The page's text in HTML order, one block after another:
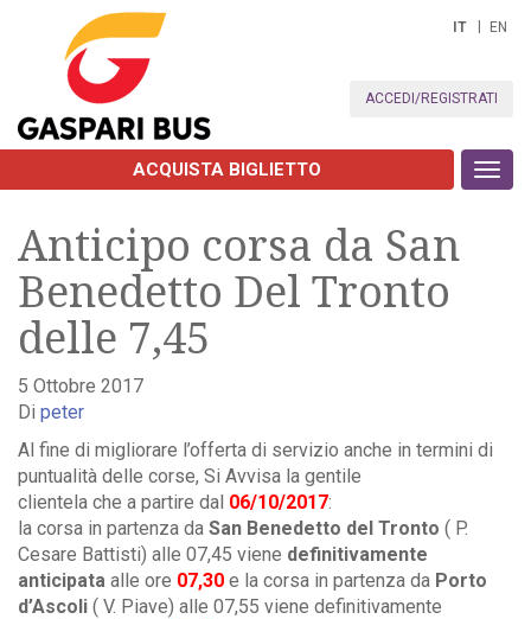
ACCEDI/REGISTRATI
IT EN
ACQUISTA BIGLIETTO
Anticipo corsa da San
Benedetto Del Tronto
delle 7,45
5 Ottobre 2017
Di peter
Al fine di migliorare l’offerta di servizio anche in termini di
puntualità delle corse, Si Avvisa la gentile
clientela che a partire dal 06/10/2017:
la corsa in partenza da San Benedetto del Tronto ( P.
Cesare Battisti) alle 07,45 viene definitivamente
anticipata alle ore 07,30 e la corsa in partenza da Porto
d’Ascoli ( V. Piave) alle 07,55 viene definitivamente